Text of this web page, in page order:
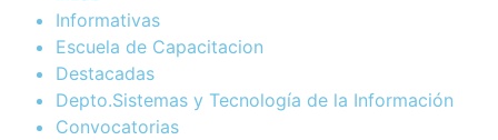
Informativas
Escuela de Capacitacion
Destacadas
Depto.Sistemas y Tecnología de la Información
Convocatorias